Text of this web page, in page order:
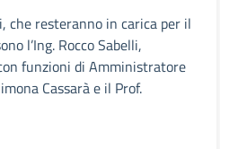
che resteranno in carica per il
l’Ing. Rocco Sabelli,
funzioni di Amministratore
Cassarà e il Prof.